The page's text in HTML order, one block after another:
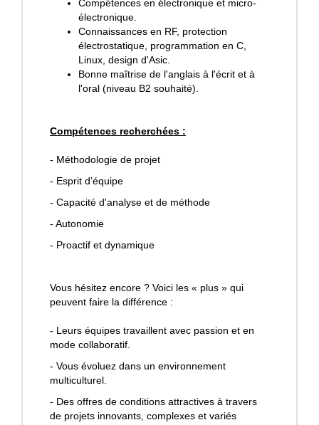
Compétences en électronique et micro-
électronique.
Connaissances en RF, protection
électrostatique, programmation en C,
Linux, design d'Asic.
Bonne maîtrise de l'anglais à l'écrit et à
l'oral (niveau B2 souhaité).
Compétences recherchées :
- Méthodologie de projet
- Esprit d’équipe
- Capacité d'analyse et de méthode
- Autonomie
- Proactif et dynamique
Vous hésitez encore ? Voici les « plus » qui
peuvent faire la différence :
- Leurs équipes travaillent avec passion et en
mode collaboratif.
- Vous évoluez dans un environnement
multiculturel.
- Des offres de conditions attractives à travers
de projets innovants, complexes et variés